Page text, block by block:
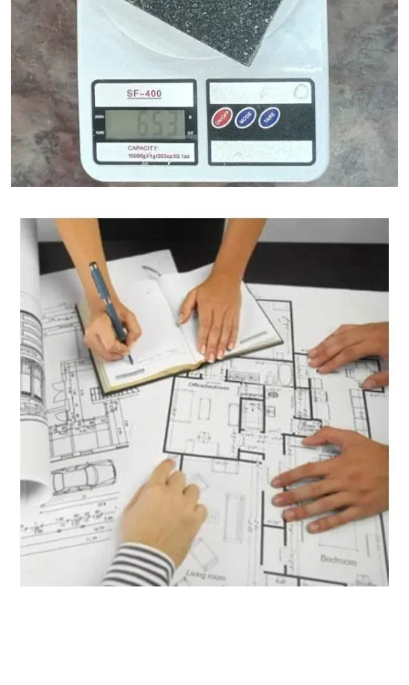
Калькулятор веса гранита